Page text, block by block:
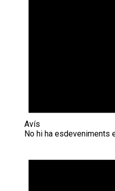
Avís
No hi ha esdeveniments